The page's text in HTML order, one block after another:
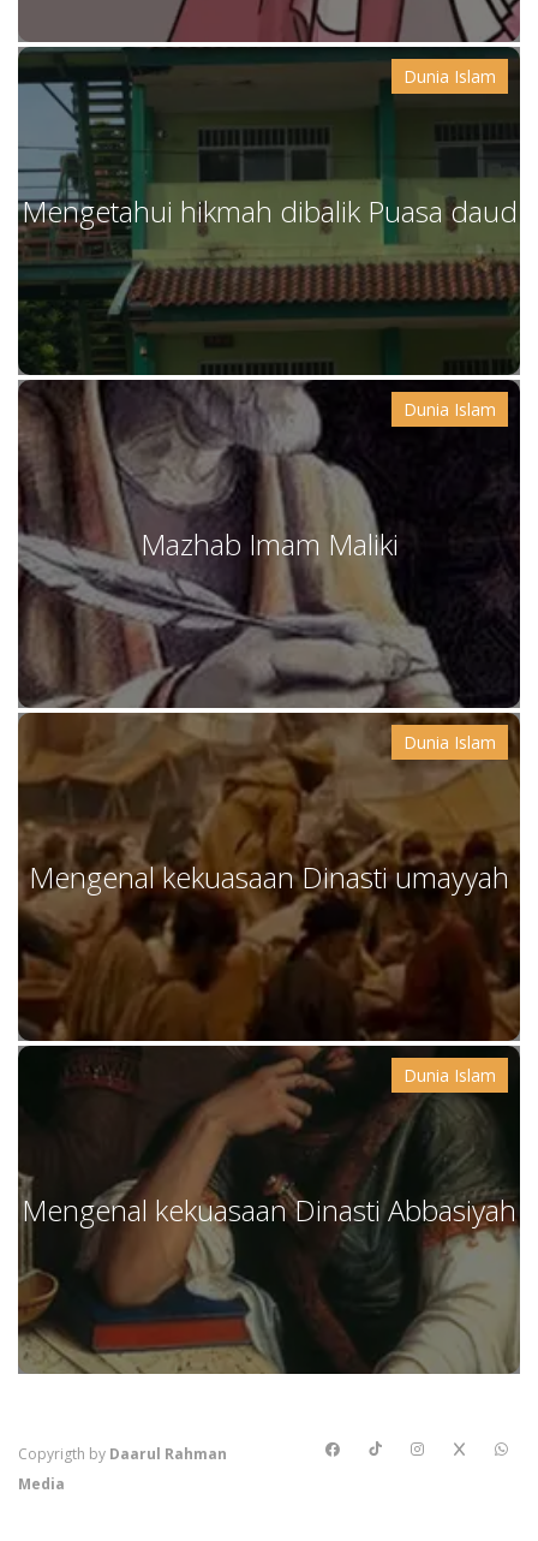
Dunia Islam
Mengetahui hikmah dibalik Puasa daud
Dunia Islam
Mazhab Imam Maliki
Dunia Islam
Mengenal kekuasaan Dinasti umayyah
Dunia Islam
Mengenal kekuasaan Dinasti Abbasiyah
Copyrigth by Daarul Rahman
Media